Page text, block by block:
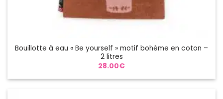
Bouillotte à eau « Be yourself » motif bohème en coton –
2 litres
28.00€